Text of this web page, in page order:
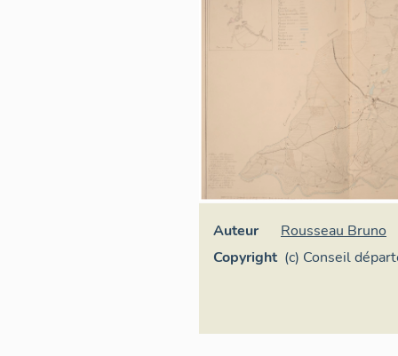
Auteur
Rousseau Bruno
Copyright (c) Conseil